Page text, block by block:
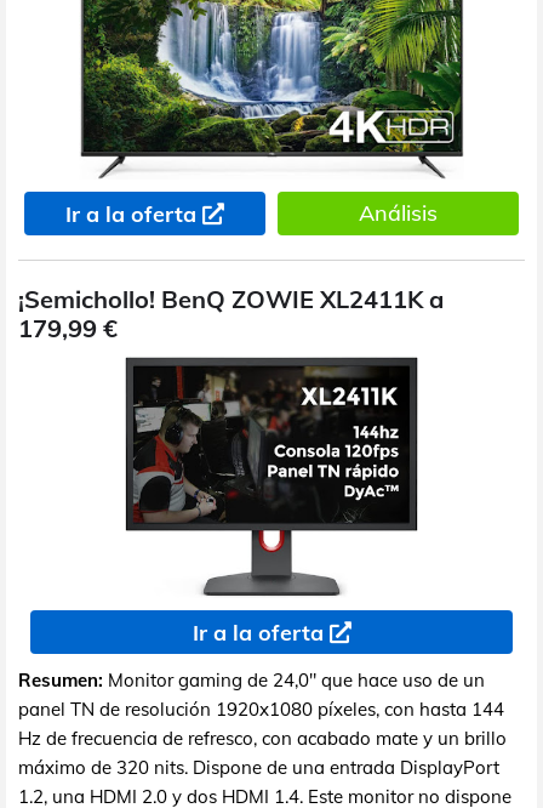
Ir a la oferta Análisis
¡Semichollo! BenQ ZOWIE XL2411K a
179,99 €
Ir a la oferta
Resumen: Monitor gaming de 24,0" que hace uso de un
panel TN de resolución 1920x1080 píxeles, con hasta 144
Hz de frecuencia de refresco, con acabado mate y un brillo
máximo de 320 nits. Dispone de una entrada DisplayPort
1.2, una HDMI 2.0 y dos HDMI 1.4. Este monitor no dispone